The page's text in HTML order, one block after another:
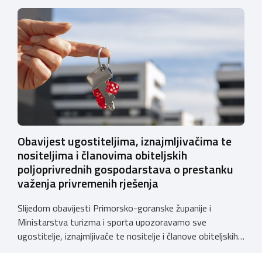
Obavijest ugostiteljima, iznajmljivačima te
nositeljima i članovima obiteljskih
poljoprivrednih gospodarstava o prestanku
važenja privremenih rješenja
Slijedom obavijesti Primorsko-goranske županije i
Ministarstva turizma i sporta upozoravamo sve
ugostitelje, iznajmljivače te nositelje i članove obiteljskih